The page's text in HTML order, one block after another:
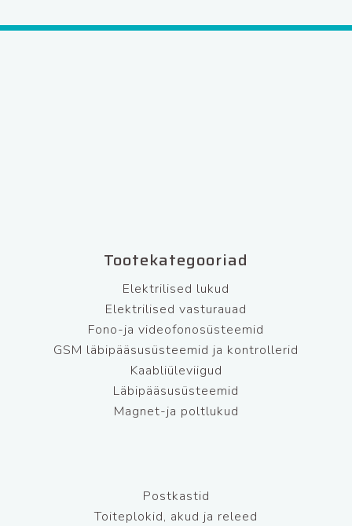
Tootekategooriad
Elektrilised lukud
Elektrilised vasturauad
Fono-ja videofonosüsteemid
GSM läbipääsusüsteemid ja kontrollerid
Kaabliüleviigud
Läbipääsusüsteemid
Magnet-ja poltlukud
Postkastid
Toiteplokid, akud ja releed